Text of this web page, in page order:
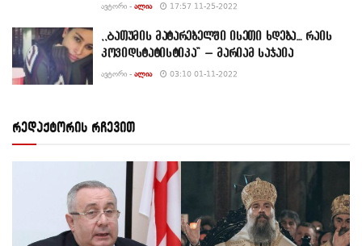
ᲐᲕᲢᲝᲠᲘ - ᲐᲚᲘᲐ 17:57 11-25-2022
,,Ბათუმის მატარებელში ისეთი ხდება… რაის
კოვიდსტატისტიკა” – მარიამ საჯაია
ᲐᲕᲢᲝᲠᲘ - ᲐᲚᲘᲐ 03:10 01-11-2022
რედაქტორის რჩევით